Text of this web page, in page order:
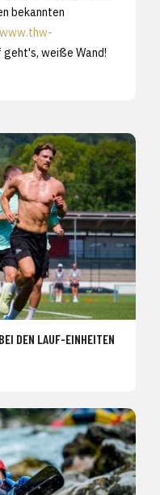
bekannten
www.thw-
geht's, weiße Wand!
DEN LAUF-EINHEITEN